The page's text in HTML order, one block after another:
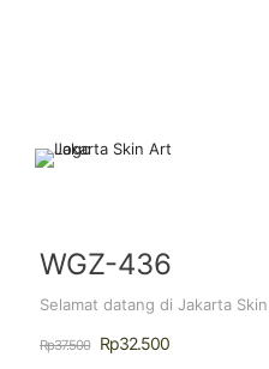
WGZ-436
Selamat datang di Jakarta
Rp37.500
Harga
Rp32.500Harga